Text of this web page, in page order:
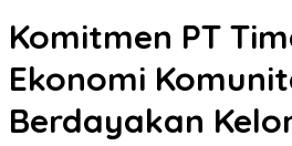
Komitmen PT
Ekonomi
Berdayakan